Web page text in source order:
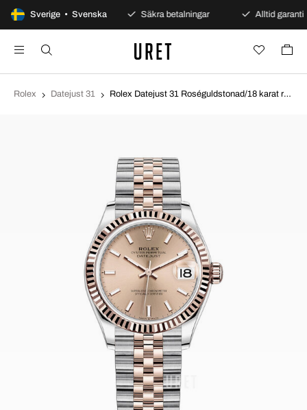
Sverige • Svenska
100 dagars öppet köp Säkra betalningar Alltid garanti
Rolex Datejust 31 Rolex Datejust 31 Roséguldstonad/18 karat roséguld Ø31 mm 278271-0010